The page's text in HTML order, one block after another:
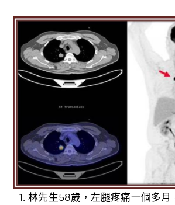
1. 林先生58歲，左腿疼痛一個多